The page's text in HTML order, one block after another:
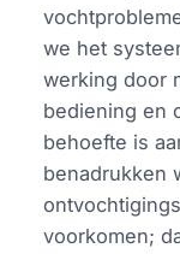
we het
werking door
bediening en
behoefte is
benadrukken
voorkomen;